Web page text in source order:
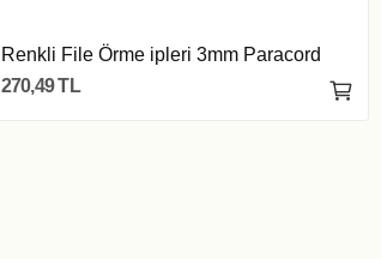
Renkli File Örme ipleri 3mm Paracord
270,49 TL